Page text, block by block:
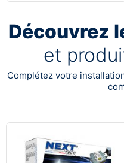
Découvrez
et
Complétez votre